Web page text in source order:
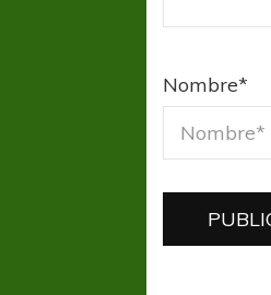
Nombre*